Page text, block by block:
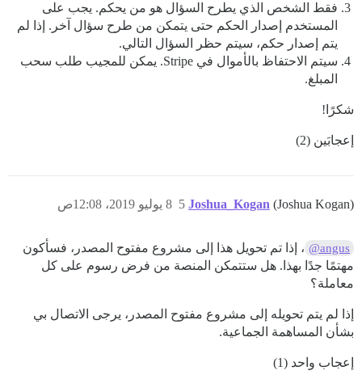
فقط الشخص الذي يطرح السؤال هو من يحكم. يجب على
المستخدم إصدار الحكم حتى يتمكن من طرح سؤال آخر. إذا لم
يتم إصدار حكم، سيتم حظر السؤال التالي.
سيتم الاحتفاظ بالأموال في Stripe. يمكن للمجيب طلب سحب
المبلغ.
شكرًا!
إعجابَين (2)
Joshua_Kogan (Joshua Kogan) 8 يوليو 2019، 12:08ص 5
@angus ، إذا تم تحويل هذا إلى مشروع مفتوح المصدر، فسأكون
مهتمًا جدًا بهذا. هل ستتمكن المنصة من فرض رسوم على كل
معاملة؟
إذا لم يتم تحويله إلى مشروع مفتوح المصدر، يرجى الاتصال بي
بشأن المساهمة الجماعية.
إعجاب واحد (1)